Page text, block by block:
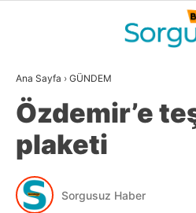
GALERİ VİDEO
SİYASET
Ana Sayfa › GÜNDEM
Özdemir’e
plaketi
Sorgusuz Haber